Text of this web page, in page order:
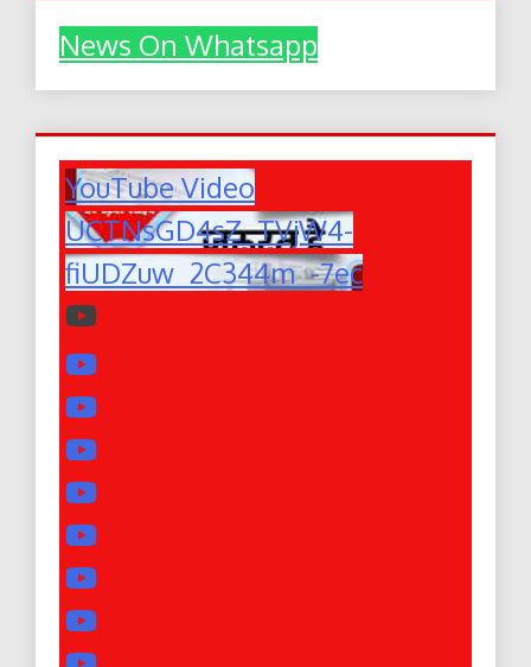
News On Whatsapp
YouTube Video
UCTNsGD4sZ_TVjW4-
fiUDZuw_2C344m_-7ec